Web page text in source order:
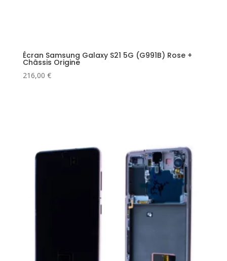
Écran Samsung Galaxy S21 5G (G991B) Rose +
Châssis Origine
216,00 €